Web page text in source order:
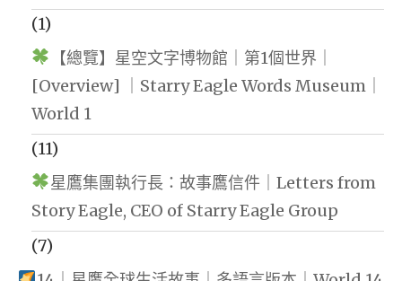
(1)
【總覽】星空文字博物館｜第1個世界｜
[Overview] ｜Starry Eagle Words Museum｜
World 1
(11)
星鷹集團執行長：故事鷹信件｜Letters from
Story Eagle, CEO of Starry Eagle Group
(7)